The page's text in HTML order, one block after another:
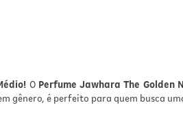
O Perfume Jawhara The Golden
gênero, é perfeito para quem busca